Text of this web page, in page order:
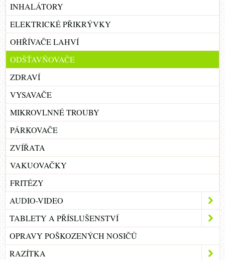
INHALÁTORY
ELEKTRICKÉ PŘIKRÝVKY
OHŘÍVAČE LAHVÍ
ODŠŤAVŇOVAČE
ZDRAVÍ
VYSAVAČE
MIKROVLNNÉ TROUBY
PÁRKOVAČE
ZVÍŘATA
VAKUOVAČKY
FRITÉZY
AUDIO-VIDEO
TABLETY A PŘÍSLUŠENSTVÍ
OPRAVY POŠKOZENÝCH NOSIČŮ
RAZÍTKA